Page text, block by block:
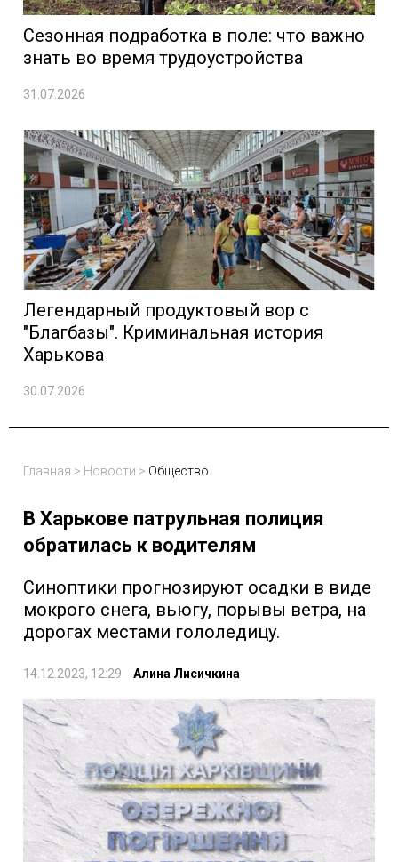
Сезонная подработка в поле: что важно
знать во время трудоустройства
31.07.2026
Легендарный продуктовый вор с
"Благбазы". Криминальная история
Харькова
30.07.2026
Главная > Новости > Общество
В Харькове патрульная полиция
обратилась к водителям
Синоптики прогнозируют осадки в виде
мокрого снега, вьюгу, порывы ветра, на
дорогах местами гололедицу.
14.12.2023, 12:29 Алина Лисичкина